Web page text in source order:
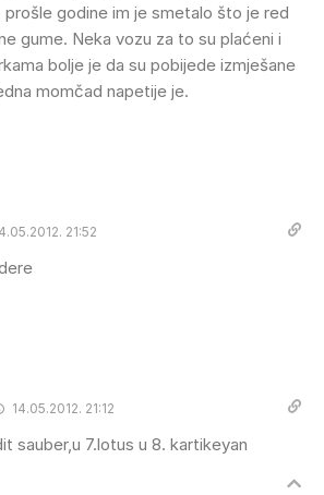
godine im je smetalo što je red
gume. Neka vozu za to su plaćeni i
bolje je da su pobijede izmješane
momčad napetije je.
21:52
14.05.2012. 21:12
sauber,u 7.lotus u 8. kartikeyan